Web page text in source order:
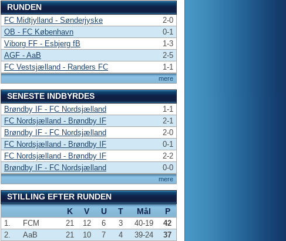
RUNDEN
mere
FC Midtjylland - Sønderjyske
2-0
OB - FC København
0-1
Viborg FF - Esbjerg fB
1-3
AGF - AaB
2-5
FC Vestsjælland - Randers FC
1-1
SENESTE INDBYRDES
mere
Brøndby IF - FC Nordsjælland
1-1
FC Nordsjælland - Brøndby IF
2-1
Brøndby IF - FC Nordsjælland
2-0
FC Nordsjælland - Brøndby IF
0-1
FC Nordsjælland - Brøndby IF
2-2
Brøndby IF - FC Nordsjælland
0-0
STILLING EFTER RUNDEN
K
V U T Mål P
1. FCM 21 12 6 3 40-19
42
2.
AaB 21 10 7 4 39-24
37